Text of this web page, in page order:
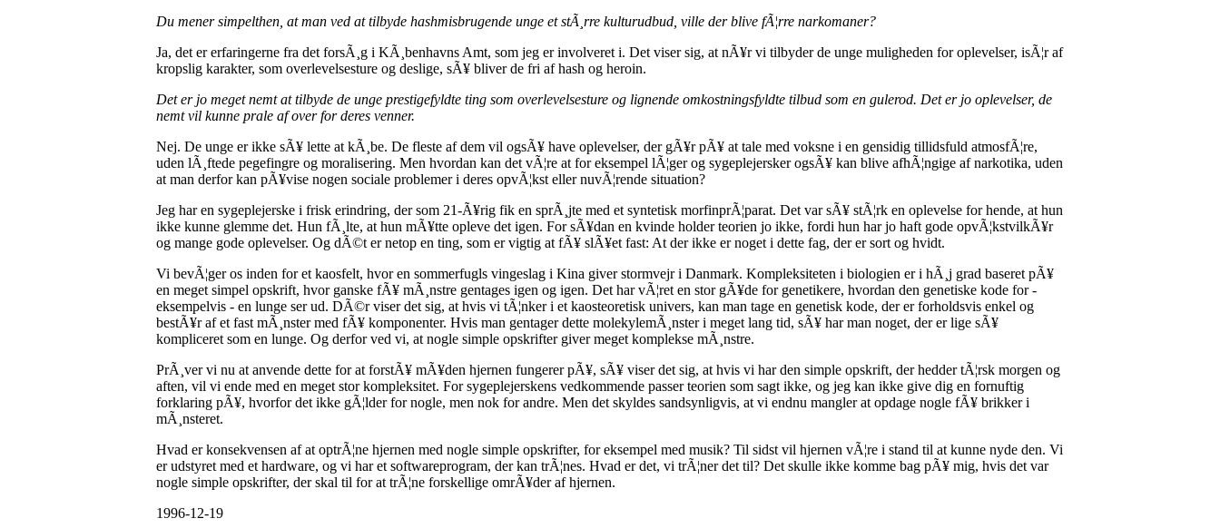
Du mener simpelthen, at man ved at tilbyde hashmisbrugende unge et stÃ¸rre kulturudbud, ville der blive fÃ¦rre narkomaner?
Ja, det er erfaringerne fra det forsÃ¸g i KÃ¸benhavns Amt, som jeg er involveret i. Det viser sig, at nÃ¥r vi tilbyder de unge muligheden for oplevelser, isÃ¦r af
kropslig karakter, som overlevelsesture og deslige, sÃ¥ bliver de fri af hash og heroin.
Det er jo meget nemt at tilbyde de unge prestigefyldte ting som overlevelsesture og lignende omkostningsfyldte tilbud som en gulerod. Det er jo oplevelser, de
nemt vil kunne prale af over for deres venner.
Nej. De unge er ikke sÃ¥ lette at kÃ¸be. De fleste af dem vil ogsÃ¥ have oplevelser, der gÃ¥r pÃ¥ at tale med voksne i en gensidig tillidsfuld atmosfÃ¦re,
uden lÃ¸ftede pegefingre og moralisering. Men hvordan kan det vÃ¦re at for eksempel lÃ¦ger og sygeplejersker ogsÃ¥ kan blive afhÃ¦ngige af narkotika, uden
at man derfor kan pÃ¥vise nogen sociale problemer i deres opvÃ¦kst eller nuvÃ¦rende situation?
Jeg har en sygeplejerske i frisk erindring, der som 21-Ã¥rig fik en sprÃ¸jte med et syntetisk morfinprÃ¦parat. Det var sÃ¥ stÃ¦rk en oplevelse for hende, at hun
ikke kunne glemme det. Hun fÃ¸lte, at hun mÃ¥tte opleve det igen. For sÃ¥dan en kvinde holder teorien jo ikke, fordi hun har jo haft gode opvÃ¦kstvilkÃ¥r
og mange gode oplevelser. Og dÃ©t er netop en ting, som er vigtig at fÃ¥ slÃ¥et fast: At der ikke er noget i dette fag, der er sort og hvidt.
Vi bevÃ¦ger os inden for et kaosfelt, hvor en sommerfugls vingeslag i Kina giver stormvejr i Danmark. Kompleksiteten i biologien er i hÃ¸j grad baseret pÃ¥
en meget simpel opskrift, hvor ganske fÃ¥ mÃ¸nstre gentages igen og igen. Det har vÃ¦ret en stor gÃ¥de for genetikere, hvordan den genetiske kode for -
eksempelvis - en lunge ser ud. DÃ©r viser det sig, at hvis vi tÃ¦nker i et kaosteoretisk univers, kan man tage en genetisk kode, der er forholdsvis enkel og
bestÃ¥r af et fast mÃ¸nster med fÃ¥ komponenter. Hvis man gentager dette molekylemÃ¸nster i meget lang tid, sÃ¥ har man noget, der er lige sÃ¥
kompliceret som en lunge. Og derfor ved vi, at nogle simple opskrifter giver meget komplekse mÃ¸nstre.
PrÃ¸ver vi nu at anvende dette for at forstÃ¥ mÃ¥den hjernen fungerer pÃ¥, sÃ¥ viser det sig, at hvis vi har den simple opskrift, der hedder tÃ¦rsk morgen og
aften, vil vi ende med en meget stor kompleksitet. For sygeplejerskens vedkommende passer teorien som sagt ikke, og jeg kan ikke give dig en fornuftig
forklaring pÃ¥, hvorfor det ikke gÃ¦lder for nogle, men nok for andre. Men det skyldes sandsynligvis, at vi endnu mangler at opdage nogle fÃ¥ brikker i
mÃ¸nsteret.
Hvad er konsekvensen af at optrÃ¦ne hjernen med nogle simple opskrifter, for eksempel med musik? Til sidst vil hjernen vÃ¦re i stand til at kunne nyde den. Vi
er udstyret med et hardware, og vi har et softwareprogram, der kan trÃ¦nes. Hvad er det, vi trÃ¦ner det til? Det skulle ikke komme bag pÃ¥ mig, hvis det var
nogle simple opskrifter, der skal til for at trÃ¦ne forskellige omrÃ¥der af hjernen.
1996-12-19